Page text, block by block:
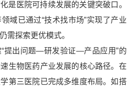
是医院可持续发展的关键突破口。
域已通过“技术找市场”实现了产业
需探索更优模式。
“提出问题—研发验证—产品应用”的
生物医药产业发展的核心路径。在
第三医院已完成多维度布局。如搭